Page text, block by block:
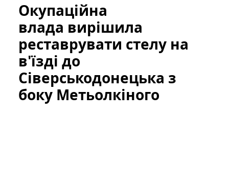
Окупаційна
влада вирішила
реставрувати стелу на
в'їзді до
Сіверськодонецька з
боку Метьолкіного